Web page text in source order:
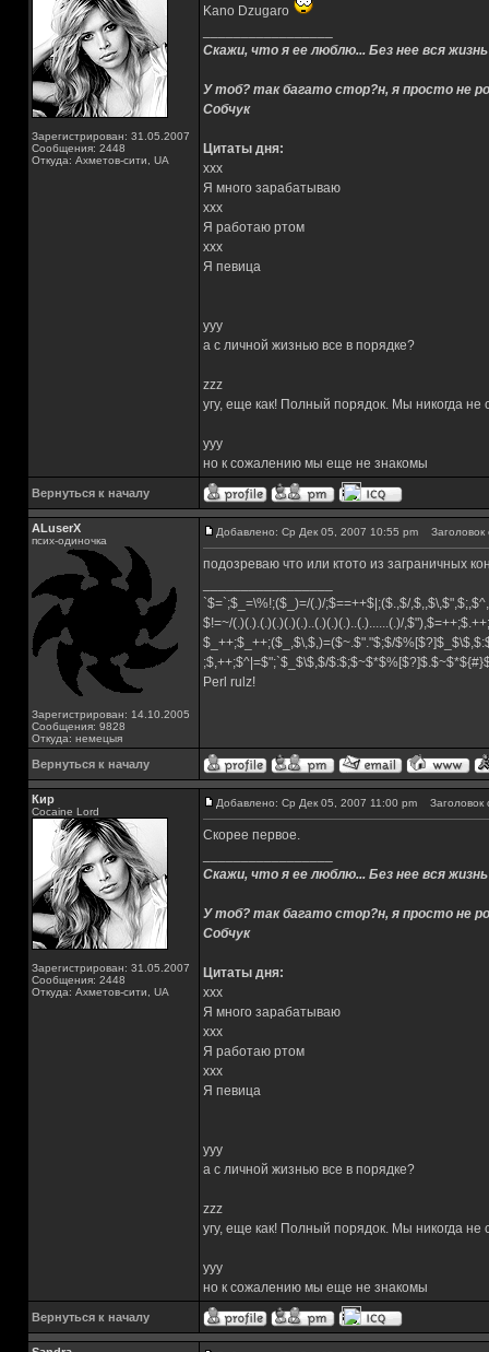
Зарегистрирован: 31.05.2007
Сообщения: 2448
Откуда: Ахметов-сити, UA
Kano Dzugaro
Скажи, что я ее люблю... Без нее вся
У тоб? так багато стор?н, я просто не
Собчук
Цитаты дня:
xxx
Я много зарабатываю
xxx
Я работаю ртом
xxx
Я певица
yyy
а с личной жизнью все в порядке?
zzz
угу, еще как! Полный порядок. Мы никогда
yyy
но к сожалению мы еще не знакомы
Вернуться к началу
ALuserX
псих-одиночка
Зарегистрирован: 14.10.2005
Сообщения: 9828
Откуда: немецыя
Добавлено: Ср Дек 05, 2007 10:55 pm Заголовок
подозреваю что или ктото из заграничных
`$=`;$_=\%!;($_)=/(.)/;$==++$|;($.,$/
$!=~/(.)(.).(.)(.)(.)(.)..(.)(.)(.)..(.)......(.)/
$_++;$_++;($_,$\,$,)=($~.$"."$;$/
;$,++;$^|=$";`$_$\$,$/
Perl rulz!
Вернуться к началу
Кир
Cocaine Lord
Зарегистрирован: 31.05.2007
Сообщения: 2448
Откуда: Ахметов-сити, UA
Добавлено: Ср Дек 05, 2007 11:00 pm Заголовок
Скорее первое.
Скажи, что я ее люблю... Без нее вся
У тоб? так багато стор?н, я просто не
Собчук
Цитаты дня:
xxx
Я много зарабатываю
xxx
Я работаю ртом
xxx
Я певица
yyy
а с личной жизнью все в порядке?
zzz
угу, еще как! Полный порядок. Мы никогда
yyy
но к сожалению мы еще не знакомы
Вернуться к началу